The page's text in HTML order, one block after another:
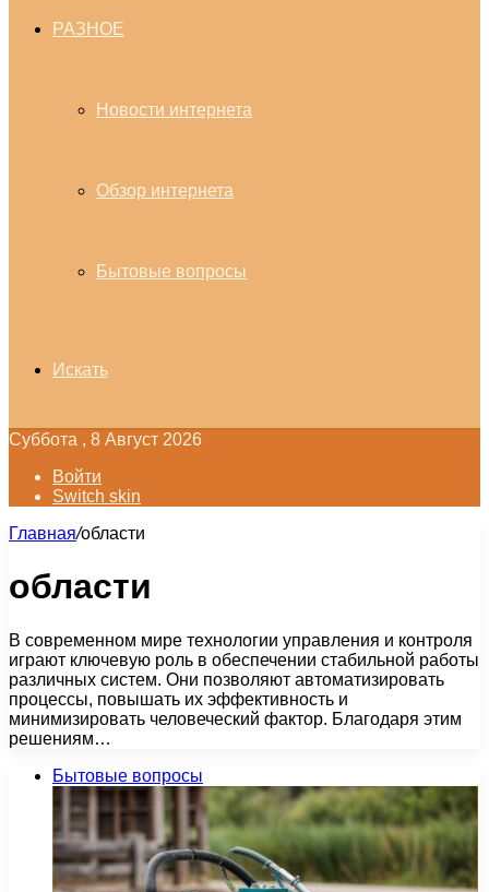
РАЗНОЕ
Новости интернета
Обзор интернета
Бытовые вопросы
Искать
Суббота , 8 Август 2026
Войти
Switch skin
Главная/области
области
В современном мире технологии управления и контроля
играют ключевую роль в обеспечении стабильной работы
различных систем. Они позволяют автоматизировать
процессы, повышать их эффективность и
минимизировать человеческий фактор. Благодаря этим
решениям…
Бытовые вопросы